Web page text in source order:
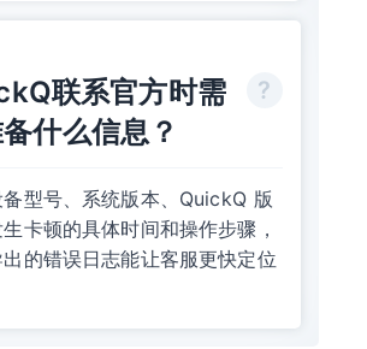
联系官方时需
什么信息？
型号、系统版本、QuickQ 版
卡顿的具体时间和操作步骤，
的错误日志能让客服更快定位